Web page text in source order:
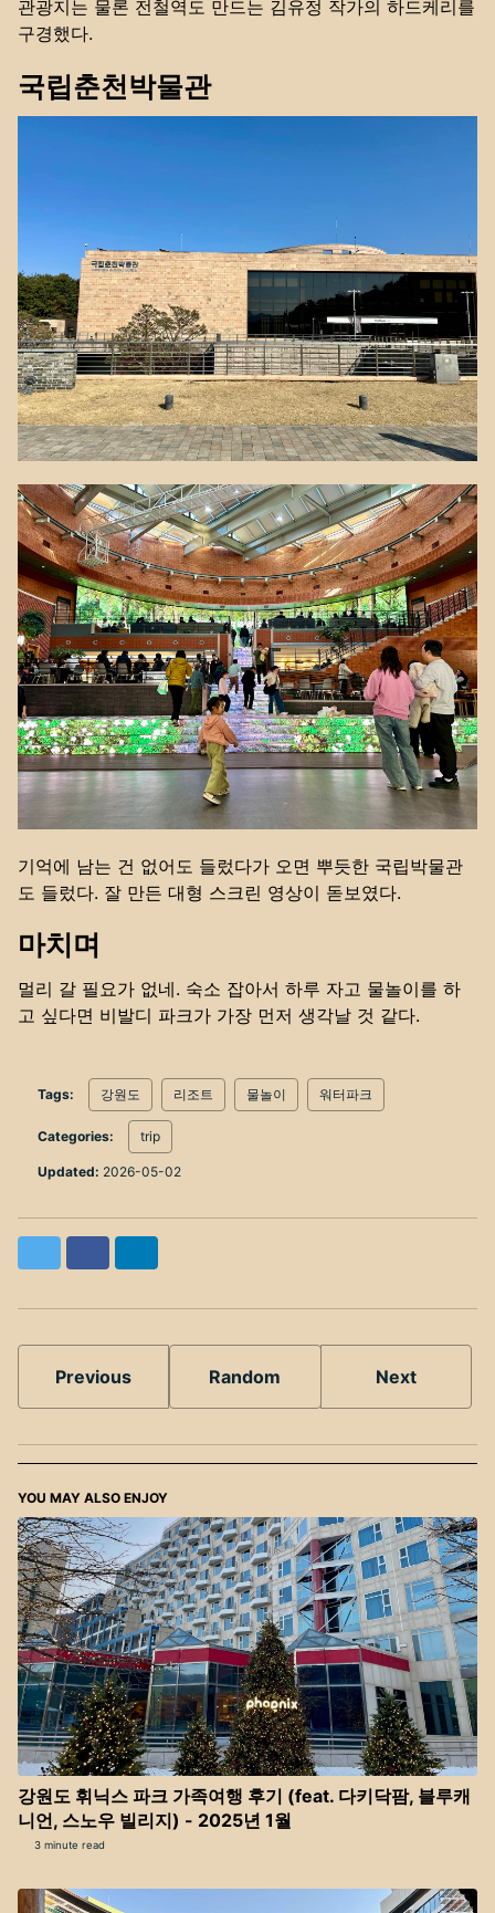
관광지는 물론 전철역도 만드는 김유정 작가의 하드케리를
구경했다.
국립춘천박물관
기억에 남는 건 없어도 들렀다가 오면 뿌듯한 국립박물관
도 들렀다. 잘 만든 대형 스크린 영상이 돋보였다.
마치며
멀리 갈 필요가 없네. 숙소 잡아서 하루 자고 물놀이를 하
고 싶다면 비발디 파크가 가장 먼저 생각날 것 같다.
Tags: 강원도 리조트 물놀이 워터파크
Categories: trip
Updated: 2026-05-02
Previous Random Next
YOU MAY ALSO ENJOY
강원도 휘닉스 파크 가족여행 후기 (feat. 다키닥팜, 블루캐
니언, 스노우 빌리지) - 2025년 1월
3 minute read